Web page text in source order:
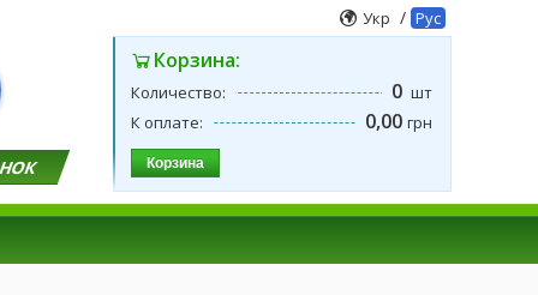
Укр / Рус
Корзина:
Количество: 0 шт
К оплате:
0,00 грн
Корзина